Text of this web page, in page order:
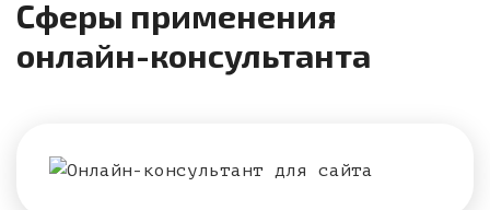
Сферы применения
онлайн-консультанта